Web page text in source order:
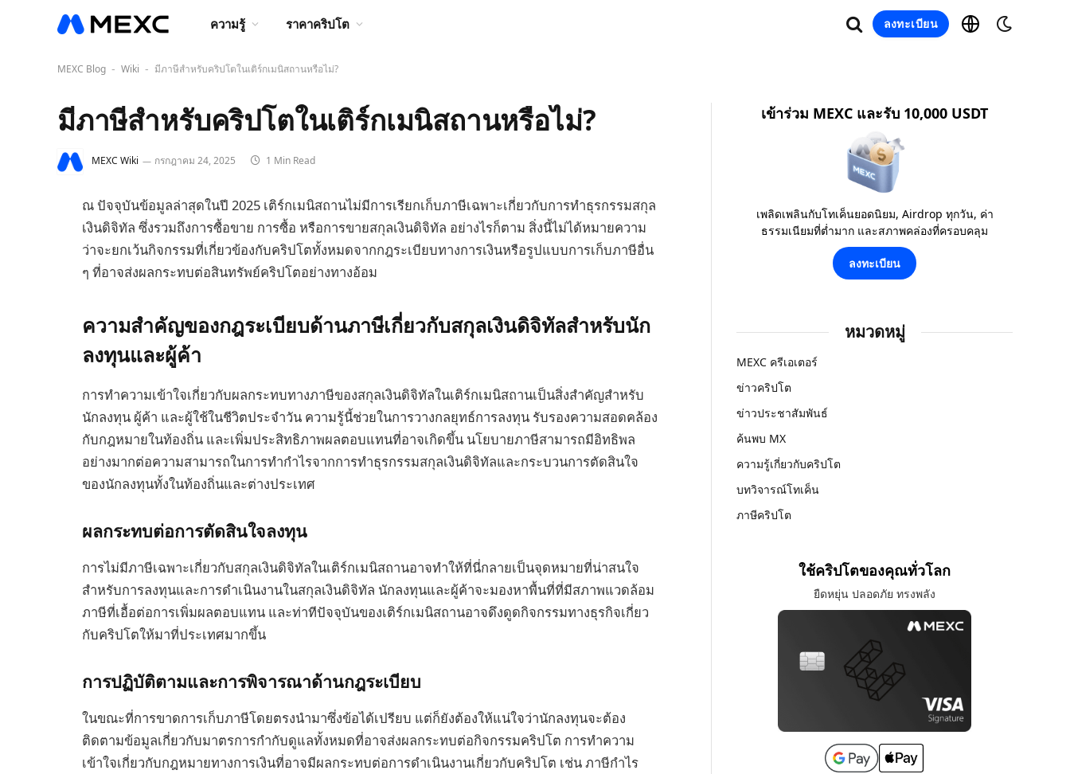
ความรู้ ราคาคริปโต ลงทะเบียน
MEXC Blog - Wiki - มีภาษีสำหรับคริปโตในเติร์กเมนิสถานหรือไม่?
มีภาษีสำหรับคริปโตในเติร์กเมนิสถานหรือไม่?
MEXC Wiki กรกฎาคม 24, 2025 1 Min Read
ณ ปัจจุบันข้อมูลล่าสุดในปี 2025 เติร์กเมนิสถานไม่มีการเรียกเก็บภาษีเฉพาะเกี่ยวกับการทำธุรกรรมสกุล
เงินดิจิทัล ซึ่งรวมถึงการซื้อขาย การซื้อ หรือการขายสกุลเงินดิจิทัล อย่างไรก็ตาม สิ่งนี้ไม่ได้หมายความ
ว่าจะยกเว้นกิจกรรมที่เกี่ยวข้องกับคริปโตทั้งหมดจากกฎระเบียบทางการเงินหรือรูปแบบการเก็บภาษีอื่น
ๆ ที่อาจส่งผลกระทบต่อสินทรัพย์คริปโตอย่างทางอ้อม
ความสำคัญของกฎระเบียบด้านภาษีเกี่ยวกับสกุลเงินดิจิทัลสำหรับนัก
ลงทุนและผู้ค้า
การทำความเข้าใจเกี่ยวกับผลกระทบทางภาษีของสกุลเงินดิจิทัลในเติร์กเมนิสถานเป็นสิ่งสำคัญสำหรับ
นักลงทุน ผู้ค้า และผู้ใช้ในชีวิตประจำวัน ความรู้นี้ช่วยในการวางกลยุทธ์การลงทุน รับรองความสอดคล้อง
กับกฎหมายในท้องถิ่น และเพิ่มประสิทธิภาพผลตอบแทนที่อาจเกิดขึ้น นโยบายภาษีสามารถมีอิทธิพล
อย่างมากต่อความสามารถในการทำกำไรจากการทำธุรกรรมสกุลเงินดิจิทัลและกระบวนการตัดสินใจ
ของนักลงทุนทั้งในท้องถิ่นและต่างประเทศ
ผลกระทบต่อการตัดสินใจลงทุน
การไม่มีภาษีเฉพาะเกี่ยวกับสกุลเงินดิจิทัลในเติร์กเมนิสถานอาจทำให้ที่นี่กลายเป็นจุดหมายที่น่าสนใจ
สำหรับการลงทุนและการดำเนินงานในสกุลเงินดิจิทัล นักลงทุนและผู้ค้าจะมองหาพื้นที่ที่มีสภาพแวดล้อม
ภาษีที่เอื้อต่อการเพิ่มผลตอบแทน และท่าทีปัจจุบันของเติร์กเมนิสถานอาจดึงดูดกิจกรรมทางธุรกิจเกี่ยว
กับคริปโตให้มาที่ประเทศมากขึ้น
การปฏิบัติตามและการพิจารณาด้านกฎระเบียบ
ในขณะที่การขาดการเก็บภาษีโดยตรงนำมาซึ่งข้อได้เปรียบ แต่ก็ยังต้องให้แน่ใจว่านักลงทุนจะต้อง
ติดตามข้อมูลเกี่ยวกับมาตรการกำกับดูแลทั้งหมดที่อาจส่งผลกระทบต่อกิจกรรมคริปโต การทำความ
เข้าใจเกี่ยวกับกฎหมายทางการเงินที่อาจมีผลกระทบต่อการดำเนินงานเกี่ยวกับคริปโต เช่น ภาษีกำไร
เข้าร่วม MEXC และรับ 10,000 USDT
เพลิดเพลินกับโทเค็นยอดนิยม, Airdrop ทุกวัน, ค่า
ธรรมเนียมที่ต่ำมาก และสภาพคล่องที่ครอบคลุม
ลงทะเบียน
หมวดหมู่
MEXC ครีเอเตอร์
ข่าวคริปโต
ข่าวประชาสัมพันธ์
ค้นพบ MX
ความรู้เกี่ยวกับคริปโต
บทวิจารณ์โทเค็น
ภาษีคริปโต
ใช้คริปโตของคุณทั่วโลก
ยืดหยุ่น ปลอดภัย ทรงพลัง